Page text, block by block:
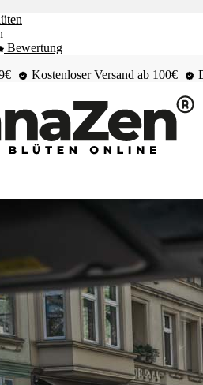
Bewertung
Kostenloser Versand ab 100€